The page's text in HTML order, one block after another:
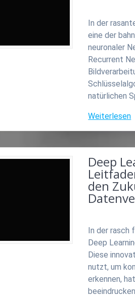
In der
eine der
neuronaler
Recurrent
natürlichen
Weiterlesen
Deep
den
In der rasch
Deep
Diese
nutzt, um
erkennen,